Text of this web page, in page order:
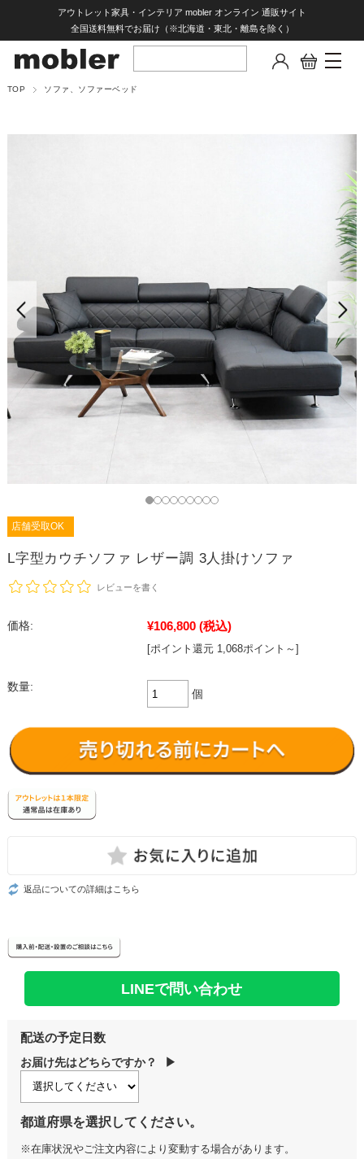
アウトレット家具・インテリア mobler オンライン 通販サイト
全国送料無料でお届け（※北海道・東北・離島を除く）
TOP ソファ、ソファーベッド
店舗受取OK
L字型カウチソファ レザー調 3人掛けソファ
レビューを書く
価格: ¥106,800 (税込)
[ポイント還元 1,068ポイント～]
数量:
個
返品についての詳細はこちら
LINEで問い合わせ
配送の予定日数
お届け先はどちらですか？ ▶
都道府県を選択してください。
※在庫状況やご注文内容により変動する場合があります。